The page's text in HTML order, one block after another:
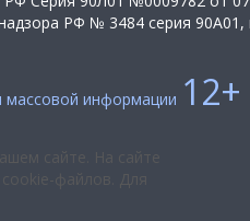
РФ № 3484 серия
массовой информации 12+
сайте. На сайте
файлов. Для